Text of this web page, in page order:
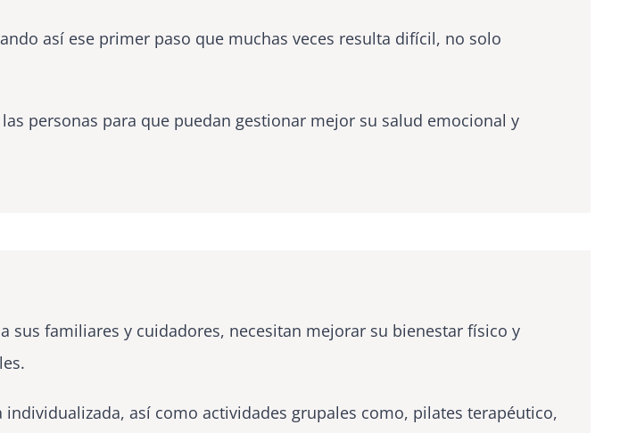
así ese primer paso que muchas veces resulta difícil, no solo
personas para que puedan gestionar mejor su salud emocional y
sus familiares y cuidadores, necesitan mejorar su bienestar físico y
así como actividades grupales como, pilates terapéutico,